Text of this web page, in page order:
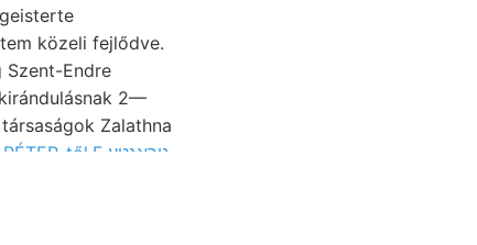
közeli fejlődve.
Szent-Endre
kirándulásnak 2—
Zalathna
PÉTER-től.F נןךאגטע